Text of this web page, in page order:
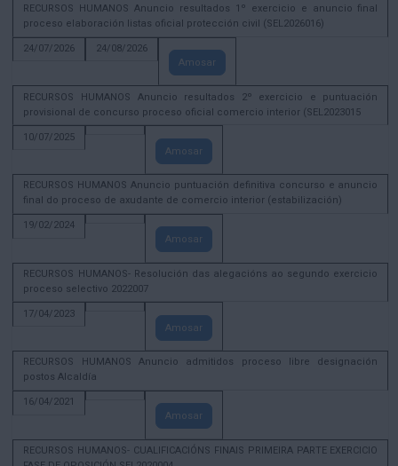
RECURSOS HUMANOS Anuncio resultados 1º exercicio e anuncio final
proceso elaboración listas oficial protección civil (SEL2026016)
24/07/2026
24/08/2026
Amosar
RECURSOS HUMANOS Anuncio resultados 2º exercicio e puntuación
provisional de concurso proceso oficial comercio interior (SEL2023015
10/07/2025
Amosar
RECURSOS HUMANOS Anuncio puntuación definitiva concurso e anuncio
final do proceso de axudante de comercio interior (estabilización)
19/02/2024
Amosar
RECURSOS HUMANOS- Resolución das alegacións ao segundo exercicio
proceso selectivo 2022007
17/04/2023
Amosar
RECURSOS HUMANOS Anuncio admitidos proceso libre designación
postos Alcaldía
16/04/2021
Amosar
RECURSOS HUMANOS- CUALIFICACIÓNS FINAIS PRIMEIRA PARTE EXERCICIO